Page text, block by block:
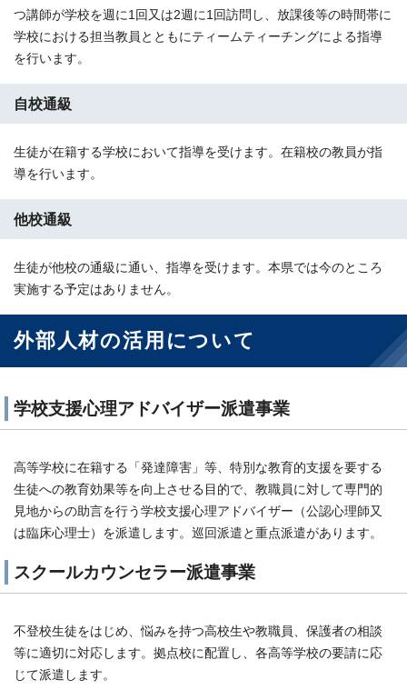
つ講師が学校を週に1回又は2週に1回訪問し、放課後等の時間帯に
学校における担当教員とともにティームティーチングによる指導
を行います。
自校通級
生徒が在籍する学校において指導を受けます。在籍校の教員が指
導を行います。
他校通級
生徒が他校の通級に通い、指導を受けます。本県では今のところ
実施する予定はありません。
外部人材の活用について
学校支援心理アドバイザー派遣事業
高等学校に在籍する「発達障害」等、特別な教育的支援を要する
生徒への教育効果等を向上させる目的で、教職員に対して専門的
見地からの助言を行う学校支援心理アドバイザー（公認心理師又
は臨床心理士）を派遣します。巡回派遣と重点派遣があります。
スクールカウンセラー派遣事業
不登校生徒をはじめ、悩みを持つ高校生や教職員、保護者の相談
等に適切に対応します。拠点校に配置し、各高等学校の要請に応
じて派遣します。